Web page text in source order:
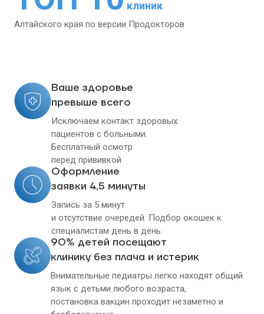
клиник
Алтайского края по версии Продокторов
Ваше здоровье
превыше всего
Исключаем контакт здоровых
пациентов с больными.
Бесплатный осмотр
перед прививкой
Оформление
заявки 4,5 минуты
Запись за 5 минут
и отсутствие очередей. Подбор окошек к
специалистам день в день
90% детей посещают
клинику без плача и истерик
Внимательные педиатры легко находят общий
язык с детьми любого возраста,
постановка вакцин проходит незаметно и